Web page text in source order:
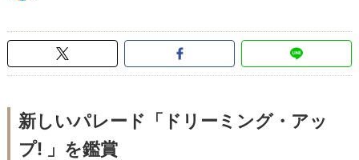
新しいパレード「ドリーミング・アッ
プ! 」を鑑賞